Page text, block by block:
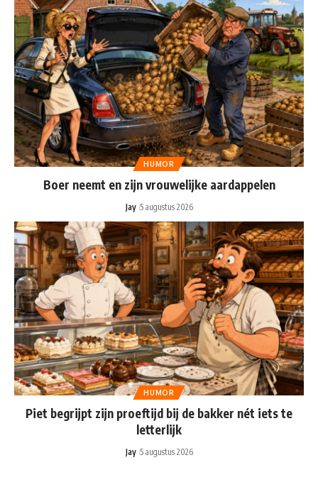
HUMOR
Boer neemt en zijn vrouwelijke aardappelen
Jay 5 augustus 2026
HUMOR
Piet begrijpt zijn proeftijd bij de bakker nét iets te
letterlijk
Jay 5 augustus 2026